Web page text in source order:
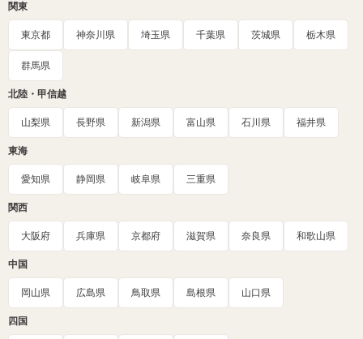
関東
東京都 神奈川県 埼玉県 千葉県 茨城県 栃木県
群馬県
北陸・甲信越
山梨県 長野県 新潟県 富山県 石川県 福井県
東海
愛知県 静岡県 岐阜県 三重県
関西
大阪府 兵庫県 京都府 滋賀県 奈良県 和歌山県
中国
岡山県 広島県 鳥取県 島根県 山口県
四国